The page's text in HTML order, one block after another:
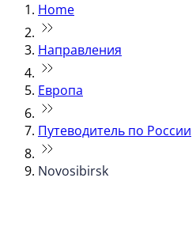
Home
Направления
Европа
Путеводитель по России
Novosibirsk